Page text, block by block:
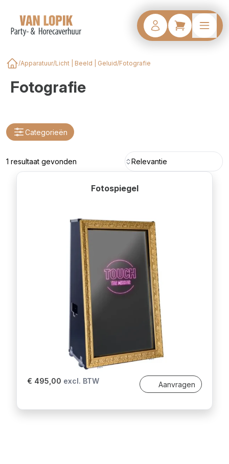
/Apparatuur/Licht | Beeld | Geluid/Fotografie
Fotografie
Categorieën
1 resultaat gevonden Relevantie
Fotospiegel
€ 495,00 excl. BTW Aanvragen